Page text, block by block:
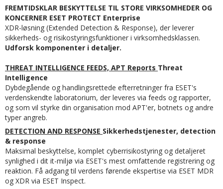
FREMTIDSKLAR BESKYTTELSE TIL STORE VIRKSOMHEDER OG
KONCERNER ESET PROTECT Enterprise
XDR-løsning (Extended Detection & Response), der leverer
sikkerheds- og risikostyringsfunktioner i virksomhedsklassen.
Udforsk komponenter i detaljer.
THREAT INTELLIGENCE FEEDS, APT Reports Threat
Intelligence
Dybdegående og handlingsrettede efterretninger fra ESET's
verdenskendte laboratorium, der leveres via feeds og rapporter,
og som vil styrke din organisation mod APT'er, botnets og andre
typer angreb.
DETECTION AND RESPONSE Sikkerhedstjenester, detection
& response
Maksimal beskyttelse, komplet cyberrisikostyring og detaljeret
synlighed i dit it-miljø via ESET's mest omfattende registrering og
reaktion. Få adgang til verdens førende ekspertise via ESET MDR
og XDR via ESET Inspect.